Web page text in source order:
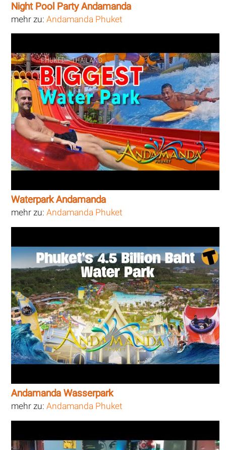
Night Pool Party Andamanda
mehr zu:Andamanda Phuket
Waterpark Andamanda
mehr zu:Andamanda Phuket
Andamanda Wasserpark
mehr zu:Andamanda Phuket